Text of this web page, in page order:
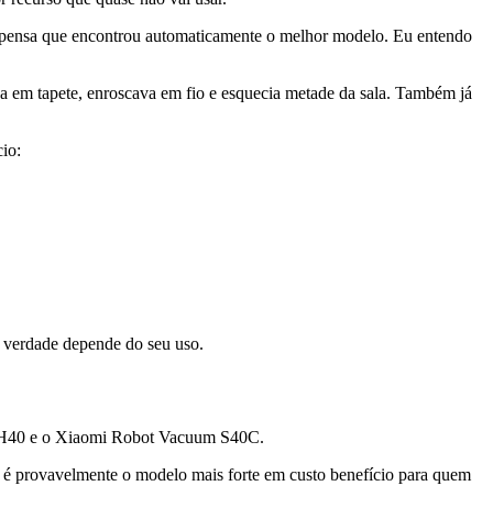
que encontrou automaticamente o melhor modelo. Eu entendo
tapete, enroscava em fio e esquecia metade da sala. Também já
depende do seu uso.
e o Xiaomi Robot Vacuum S40C.
provavelmente o modelo mais forte em custo benefício para quem